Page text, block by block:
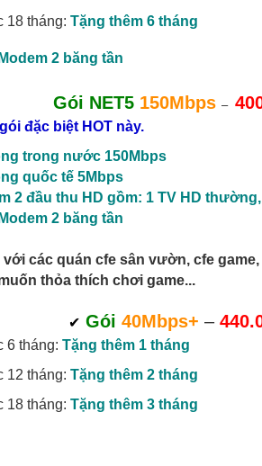
18 tháng: Tặng thêm 6 tháng
2 băng tần
Gói NET5 150Mbps –
đặc biệt HOT này.
trong nước 150Mbps
quốc tế 5Mbps
2 đầu thu HD gồm: 1 TV HD thường,
2 băng tần
các quán cfe sân vườn, cfe
thỏa thích chơi game...
✔ Gói 40Mbps+ –
6 tháng: Tặng thêm 1 tháng
12 tháng: Tặng thêm 2 tháng
18 tháng: Tặng thêm 3 tháng